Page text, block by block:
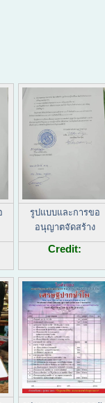
รูปแบบและการขอ
อนุญาตจัดสร้าง
Credit: